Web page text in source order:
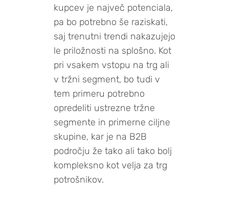
kupcev je največ potenciala,
pa bo potrebno še raziskati,
saj trenutni trendi nakazujejo
le priložnosti na splošno. Kot
pri vsakem vstopu na trg ali
v tržni segment, bo tudi v
tem primeru potrebno
opredeliti ustrezne tržne
segmente in primerne ciljne
skupine, kar je na B2B
področju že tako ali tako bolj
kompleksno kot velja za trg
potrošnikov.